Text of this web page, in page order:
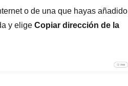
o de una que hayas añadido
y elige Copiar dirección de la